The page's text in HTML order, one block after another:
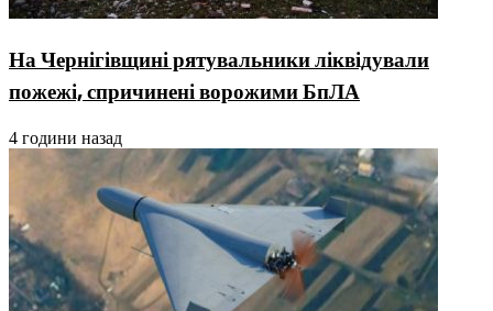
На Чернігівщині рятувальники ліквідували
пожежі, спричинені ворожими БпЛА
4 години назад